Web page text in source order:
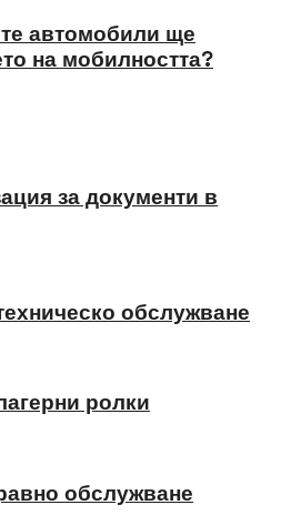
автомобили ще
на мобилността?
за документи в
обслужване
ролки
обслужване